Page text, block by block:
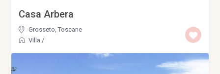
Casa Arbera
Grosseto,Toscane
Villa /